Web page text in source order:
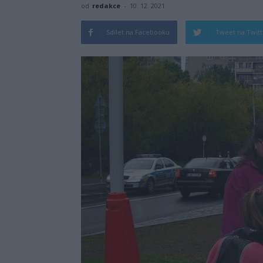
od redakce - 10. 12. 2021
Sdílet na Facebooku Tweet na